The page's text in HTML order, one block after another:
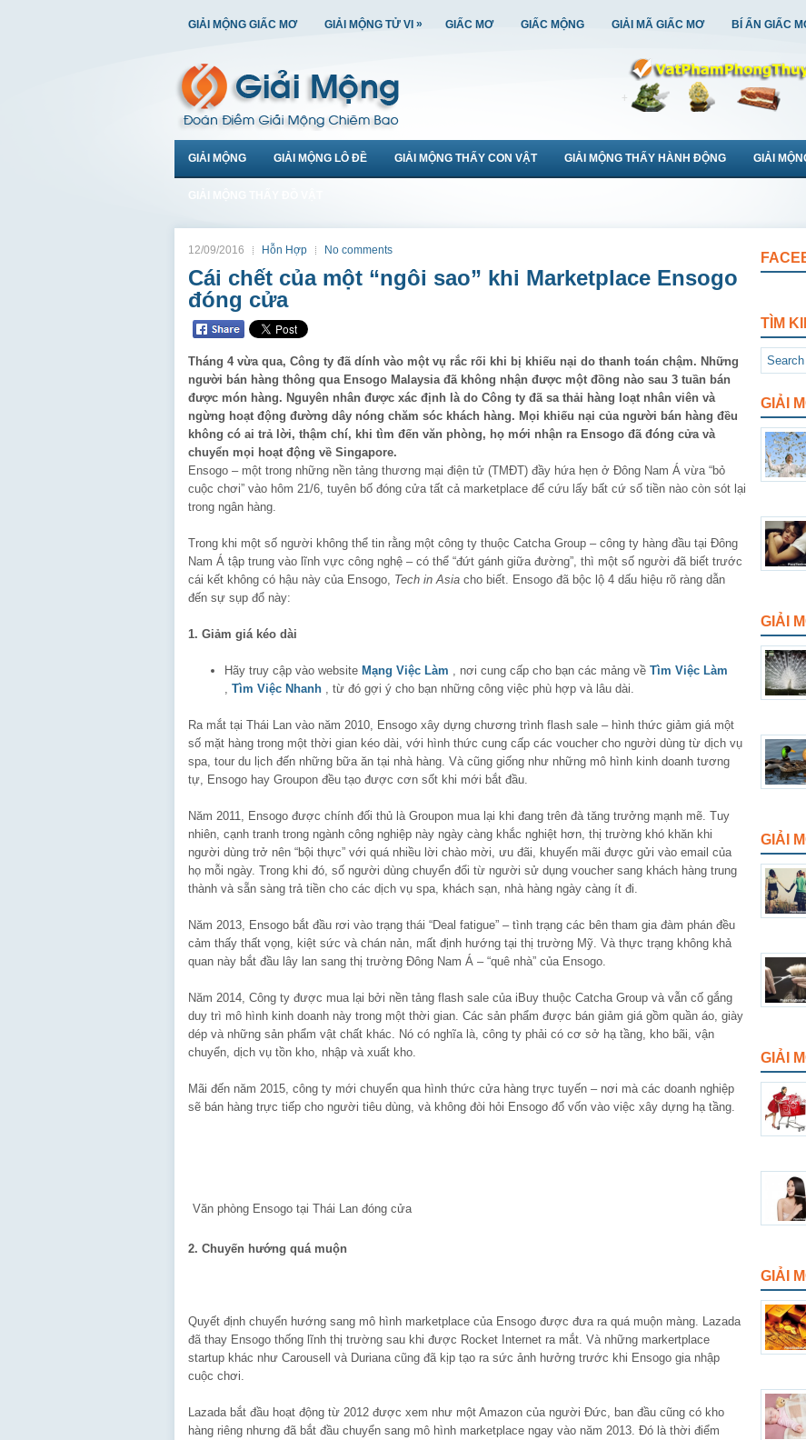
GIẢI MỘNG GIẤC MƠ GIẢI MỘNG TỬ VI » GIẤC MƠ GIẤC MỘNG GIẢI MÃ GIẤC MƠ BÍ ẨN GIẤC
GIẢI MỘNG GIẢI MỘNG LÔ ĐỀ GIẢI MỘNG THẤY CON VẬT GIẢI MỘNG THẤY HÀNH ĐỘNG GIẢI
12/09/2016 Hỗn Hợp No comments
Cái chết của một “ngôi sao” khi Marketplace Ensogo
đóng cửa
Tháng 4 vừa qua, Công ty đã dính vào một vụ rắc rối khi bị khiếu nại do thanh toán chậm. Những
người bán hàng thông qua Ensogo Malaysia đã không nhận được một đồng nào sau 3 tuần bán
được món hàng. Nguyên nhân được xác định là do Công ty đã sa thải hàng loạt nhân viên và
ngừng hoạt động đường dây nóng chăm sóc khách hàng. Mọi khiếu nại của người bán hàng đều
không có ai trả lời, thậm chí, khi tìm đến văn phòng, họ mới nhận ra Ensogo đã đóng cửa và
chuyển mọi hoạt động về Singapore.
Ensogo – một trong những nền tảng thương mại điện tử (TMĐT) đầy hứa hẹn ở Đông Nam Á vừa “bỏ
cuộc chơi” vào hôm 21/6, tuyên bố đóng cửa tất cả marketplace để cứu lấy bất cứ số tiền nào còn sót lại
trong ngân hàng.
Trong khi một số người không thể tin rằng một công ty thuộc Catcha Group – công ty hàng đầu tại Đông
Nam Á tập trung vào lĩnh vực công nghệ – có thể “đứt gánh giữa đường”, thì một số người đã biết trước
cái kết không có hậu này của Ensogo, Tech in Asia cho biết. Ensogo đã bộc lộ 4 dấu hiệu rõ ràng dẫn
đến sự sụp đổ này:
1. Giảm giá kéo dài
Hãy truy cập vào website Mạng Việc Làm , nơi cung cấp cho bạn các mảng về Tìm Việc Làm
Tìm Việc Nhanh , từ đó gợi ý cho bạn những công việc phù hợp và lâu dài.
Ra mắt tại Thái Lan vào năm 2010, Ensogo xây dựng chương trình flash sale – hình thức giảm giá một
số mặt hàng trong một thời gian kéo dài, với hình thức cung cấp các voucher cho người dùng từ dịch vụ
spa, tour du lịch đến những bữa ăn tại nhà hàng. Và cũng giống như những mô hình kinh doanh tương
tự, Ensogo hay Groupon đều tạo được cơn sốt khi mới bắt đầu.
Năm 2011, Ensogo được chính đối thủ là Groupon mua lại khi đang trên đà tăng trưởng mạnh mẽ. Tuy
nhiên, cạnh tranh trong ngành công nghiệp này ngày càng khắc nghiệt hơn, thị trường khó khăn khi
người dùng trở nên “bội thực” với quá nhiều lời chào mời, ưu đãi, khuyến mãi được gửi vào email của
họ mỗi ngày. Trong khi đó, số người dùng chuyển đổi từ người sử dụng voucher sang khách hàng trung
thành và sẵn sàng trả tiền cho các dịch vụ spa, khách sạn, nhà hàng ngày càng ít đi.
Năm 2013, Ensogo bắt đầu rơi vào trạng thái “Deal fatigue” – tình trạng các bên tham gia đàm phán đều
cảm thấy thất vọng, kiệt sức và chán nản, mất định hướng tại thị trường Mỹ. Và thực trạng không khả
quan này bắt đầu lây lan sang thị trường Đông Nam Á – “quê nhà” của Ensogo.
Năm 2014, Công ty được mua lại bởi nền tảng flash sale của iBuy thuộc Catcha Group và vẫn cố gắng
duy trì mô hình kinh doanh này trong một thời gian. Các sản phẩm được bán giảm giá gồm quần áo, giày
dép và những sản phẩm vật chất khác. Nó có nghĩa là, công ty phải có cơ sở hạ tầng, kho bãi, vận
chuyển, dịch vụ tồn kho, nhập và xuất kho.
Mãi đến năm 2015, công ty mới chuyển qua hình thức cửa hàng trực tuyến – nơi mà các doanh nghiệp
sẽ bán hàng trực tiếp cho người tiêu dùng, và không đòi hỏi Ensogo đổ vốn vào việc xây dựng hạ tầng.
Văn phòng Ensogo tại Thái Lan đóng cửa
2. Chuyến hướng quá muộn
Quyết định chuyển hướng sang mô hình marketplace của Ensogo được đưa ra quá muộn màng. Lazada
đã thay Ensogo thống lĩnh thị trường sau khi được Rocket Internet ra mắt. Và những markertplace
startup khác như Carousell và Duriana cũng đã kịp tạo ra sức ảnh hưởng trước khi Ensogo gia nhập
cuộc chơi.
Lazada bắt đầu hoạt động từ 2012 được xem như một Amazon của người Đức, ban đầu cũng có kho
hàng riêng nhưng đã bắt đầu chuyển sang mô hình marketplace ngay vào năm 2013. Đó là thời điểm
TÌM
GIẢI
GIẢI
GIẢI
GIẢI
GIẢI